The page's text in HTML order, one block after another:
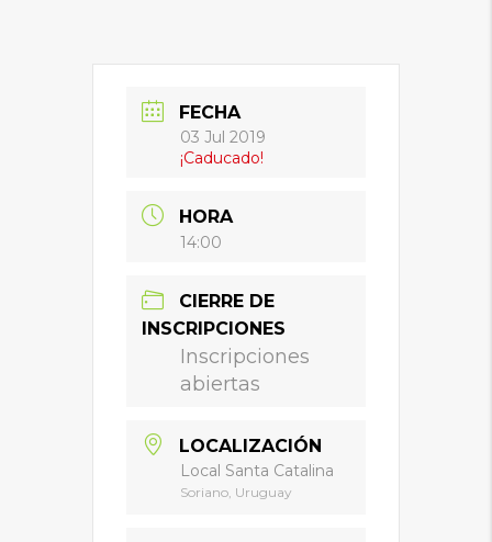
FECHA
03 Jul 2019
¡Caducado!
HORA
14:00
CIERRE DE
INSCRIPCIONES
Inscripciones
abiertas
LOCALIZACIÓN
Local Santa Catalina
Soriano, Uruguay